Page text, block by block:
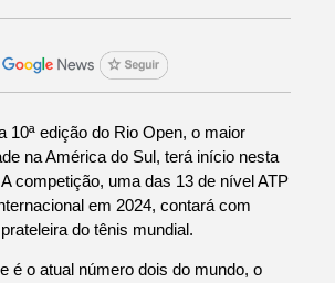
10ª edição do Rio Open, o maior
na América do Sul, terá início nesta
competição, uma das 13 de nível ATP
em 2024, contará com
do tênis mundial.
é o atual número dois do mundo, o